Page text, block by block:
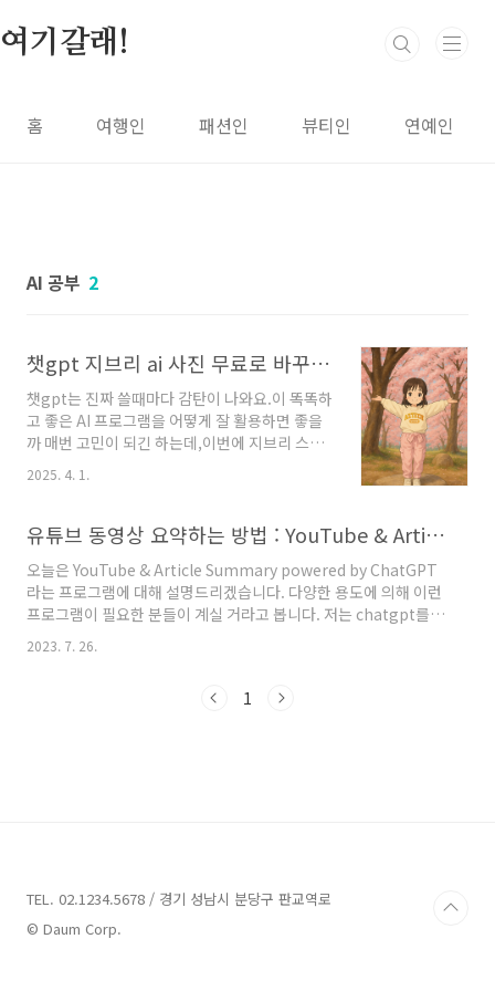
여기갈래!
홈 여행인 패션인 뷰티인 연예인
AI 공부 2
챗gpt 지브리 ai 사진 무료로 바꾸는 방법, 벚꽃 사진 더 예쁘게 표현하기❤️
챗gpt는 진짜 쓸때마다 감탄이 나와요.이 똑똑하
고 좋은 AI 프로그램을 어떻게 잘 활용하면 좋을
까 매번 고민이 되긴 하는데,이번에 지브리 스타
일 사진 변환이 핫하더라구요!혹시나 챗gpt 사
용법이 생소하신 분들을 위해나의 사진을 지브리
^^먼저 구글에 챗지피티를 검색해서 들어갑니
(OpenAI) 가 적힌 쪽이 편해서 매일 저기로 들어
가요.회원가입이 되어 있어야지 지브리 스타일
이미지 변환이 가능하기 때문에 회원가입해주세
요.gmail 아이디로 간단하게 회원가입이 가능합
진을 보낼테니까, 지브리 스타일로 바꿔줘"한글,
2025. 4. 1.
유튜브 동영상 요약하는 방법 : YouTube & Article Summary powered by ChatGPT
오늘은 YouTube & Article Summary powered by ChatGPT
라는 프로그램에 대해 설명드리겠습니다. 다양한 용도에 의해 이런
프로그램이 필요한 분들이 계실 거라고 봅니다. 저는 chatgpt를
공부하는 중에 이것을 알게 되었습니다. 우리가 글을 적을 때 아무
런 정보가 없는 경우가 참 많습니다. 그런 와중에도 열심히 정보를
상황에서 유튜브 영상을 요약해 줄 프로그램을 찾고 있었고 유튜브
2023. 7. 26.
1
TEL. 02.1234.5678 / 경기 성남시 분당구 판교역로
© Daum Corp.